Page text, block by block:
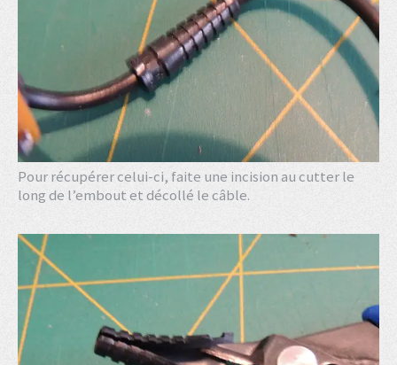
Pour récupérer celui-ci, faite une incision au cutter le
long de l’embout et décollé le câble.